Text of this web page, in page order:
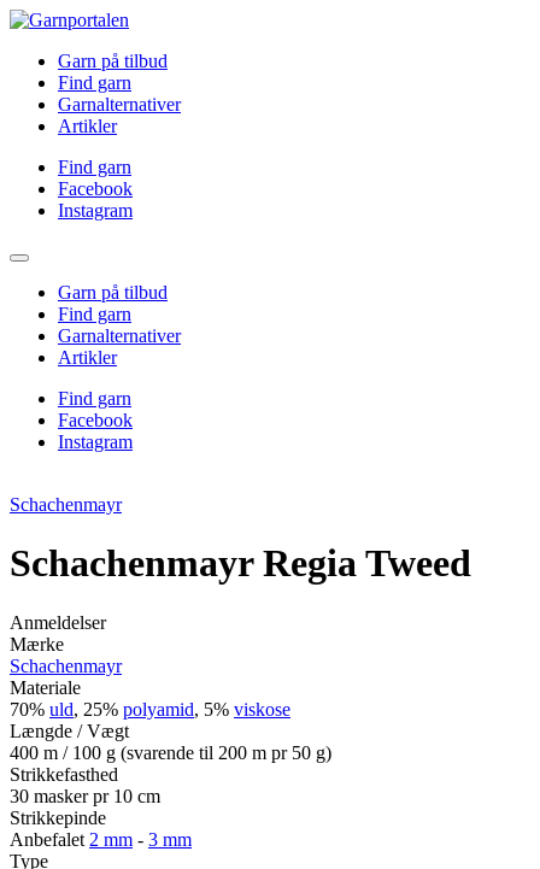
Garn på tilbud
Find garn
Garnalternativer
Artikler
Find garn
Facebook
Instagram
Garn på tilbud
Find garn
Garnalternativer
Artikler
Find garn
Facebook
Instagram
Schachenmayr
Schachenmayr Regia Tweed
Anmeldelser
Mærke
Schachenmayr
Materiale
70% uld, 25% polyamid, 5% viskose
Længde / Vægt
400 m / 100 g (svarende til 200 m pr 50 g)
Strikkefasthed
30 masker pr 10 cm
Strikkepinde
Anbefalet 2 mm - 3 mm
Type